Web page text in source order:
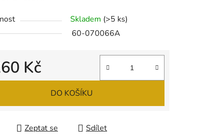
Skladem (>5 ks)
60-070066A
Kč
DO KOŠÍKU
Zeptat se Sdílet